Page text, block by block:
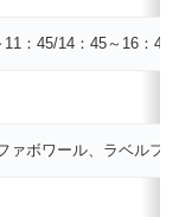
：45/14：45～16：45
ァボワール、ラベルフ